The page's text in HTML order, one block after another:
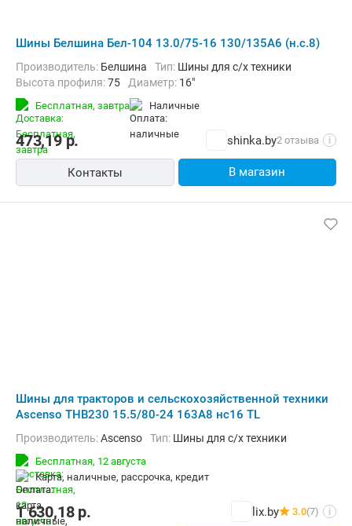
Шины Белшина Бел-104 13.0/75-16 130/135A6 (н.с.8)
Производитель: Белшина Тип: Шины для с/х техники
Высота профиля:75 Диаметр: 16"
Бесплатная, завтра наличные
473,19р. shinka.by2 отзыва i
Контакты В магазин
Шины для тракторов и сельскохозяйственной техники
Ascenso THB230 15.5/80-24 163A8 нс16 TL
Производитель:Ascenso Тип: Шины для с/х техники
Бесплатная, 12 августа
карта, наличные, рассрочка, кредит
1 630,18р. lix.by 3.0(7) i